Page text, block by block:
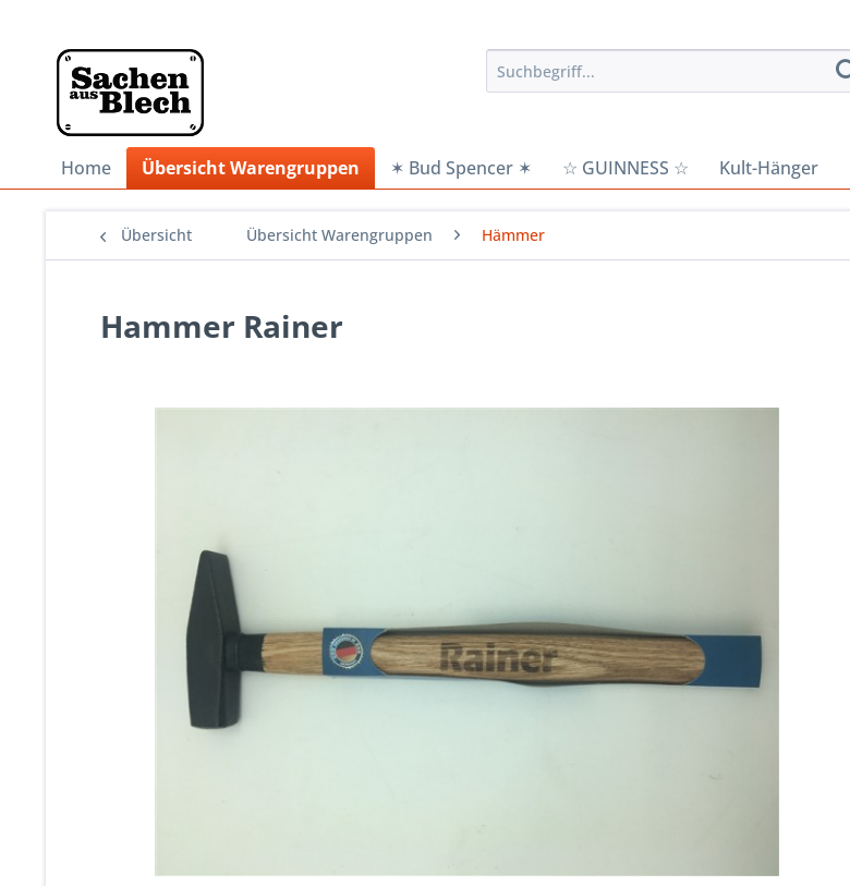
Home Übersicht Warengruppen ✶ Bud Spencer ✶ ☆ GUINNESS ☆ Kult-Hänger
Übersicht Übersicht Warengruppen Hämmer
Hammer Rainer